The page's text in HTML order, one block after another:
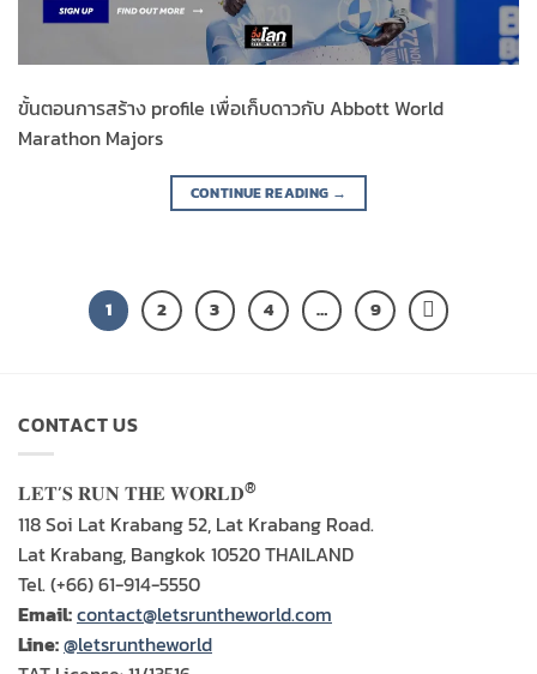
ขั้นตอนการสร้าง profile เพื่อเก็บดาวกับ Abbott World
Marathon Majors
CONTINUE READING →
1 2 3 4 … 9
CONTACT US
𝐋𝐄𝐓’𝐒 𝐑𝐔𝐍 𝐓𝐇𝐄 𝐖𝐎𝐑𝐋𝐃®
118 Soi Lat Krabang 52, Lat Krabang Road.
Lat Krabang, Bangkok 10520 THAILAND
Tel. (+66) 61-914-5550
Email:contact@letsruntheworld.com
Line:@letsruntheworld